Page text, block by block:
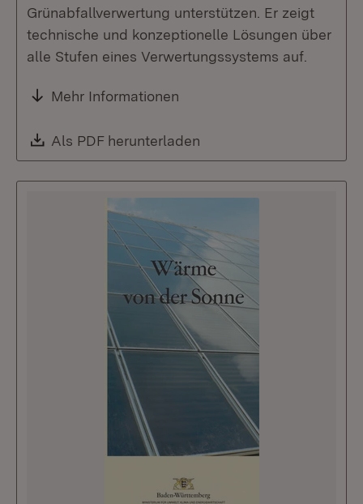
Grünabfallverwertung unterstützen. Er zeigt
technische und konzeptionelle Lösungen über
alle Stufen eines Verwertungssystems auf.
Mehr Informationen
Download:
Als PDF herunterladen